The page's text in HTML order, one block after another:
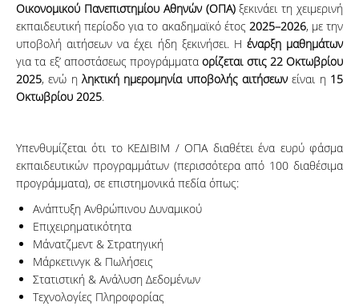
Οικονομικού Πανεπιστημίου Αθηνών (ΟΠΑ)ξεκινάει τη χειμερινή
εκπαιδευτική περίοδο για το ακαδημαϊκό έτος 2025–2026, με την
υποβολή αιτήσεων να έχει ήδη ξεκινήσει. Η έναρξη μαθημάτων
για τα εξ’ αποστάσεως προγράμματαορίζεται στις 22 Οκτωβρίου
2025, ενώ η ληκτική ημερομηνία υποβολής αιτήσεων είναι η 15
Οκτωβρίου 2025.
Υπενθυμίζεται ότι το ΚΕΔΙΒΙΜ / ΟΠΑ διαθέτει ένα ευρύ φάσμα
εκπαιδευτικών προγραμμάτων (περισσότερα από 100 διαθέσιμα
προγράμματα), σε επιστημονικά πεδία όπως:
Ανάπτυξη Ανθρώπινου Δυναμικού
Επιχειρηματικότητα
Μάνατζμεντ & Στρατηγική
Μάρκετινγκ & Πωλήσεις
Στατιστική & Ανάλυση Δεδομένων
Τεχνολογίες Πληροφορίας